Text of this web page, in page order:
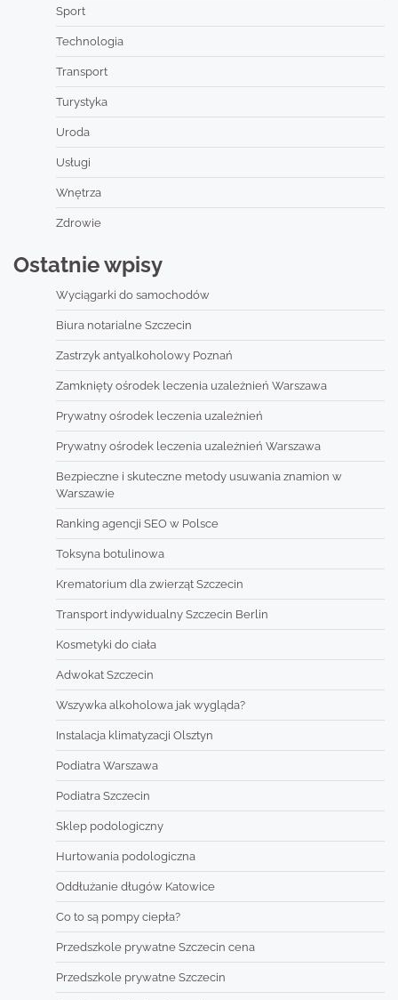
Sport
Technologia
Transport
Turystyka
Uroda
Usługi
Wnętrza
Zdrowie
Ostatnie wpisy
Wyciągarki do samochodów
Biura notarialne Szczecin
Zastrzyk antyalkoholowy Poznań
Zamknięty ośrodek leczenia uzależnień Warszawa
Prywatny ośrodek leczenia uzależnień
Prywatny ośrodek leczenia uzależnień Warszawa
Bezpieczne i skuteczne metody usuwania znamion w
Warszawie
Ranking agencji SEO w Polsce
Toksyna botulinowa
Krematorium dla zwierząt Szczecin
Transport indywidualny Szczecin Berlin
Kosmetyki do ciała
Adwokat Szczecin
Wszywka alkoholowa jak wygląda?
Instalacja klimatyzacji Olsztyn
Podiatra Warszawa
Podiatra Szczecin
Sklep podologiczny
Hurtowania podologiczna
Oddłużanie długów Katowice
Co to są pompy ciepła?
Przedszkole prywatne Szczecin cena
Przedszkole prywatne Szczecin